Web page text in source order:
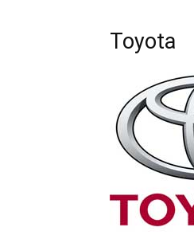
Toyota